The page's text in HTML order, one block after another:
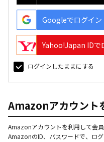
Googleでログイン
Yahoo!Japan IDで
ログインしたままにする
Amazonアカウント
Amazonアカウントを利用して会員
AmazonのID、パスワードで、ログ